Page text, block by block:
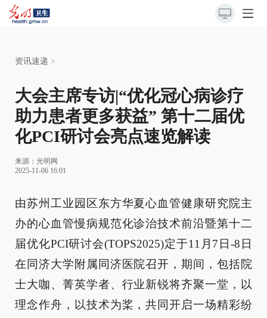
资讯速递 >
大会主席专访|“优化冠心病诊疗
助力患者更多获益” 第十二届优
化PCI研讨会亮点速览解读
来源：光明网
2025-11-06 16:01
由苏州工业园区东方华夏心血管健康研究院主
办的心血管慢病规范化诊治技术前沿暨第十二
届优化PCI研讨会(TOPS2025)定于11月7日-8日
在同济大学附属同济医院召开，期间，包括院
士大咖、菁英学者、行业新锐将齐聚一堂，以
理念作舟，以技术为桨，共同开启一场精彩纷